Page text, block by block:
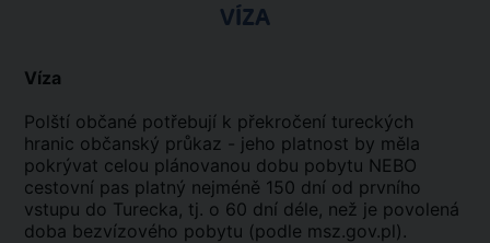
VÍZA
Víza
Polští občané potřebují k překročení tureckých
hranic občanský průkaz - jeho platnost by měla
pokrývat celou plánovanou dobu pobytu NEBO
cestovní pas platný nejméně 150 dní od prvního
vstupu do Turecka, tj. o 60 dní déle, než je povolená
doba bezvízového pobytu (podle msz.gov.pl).